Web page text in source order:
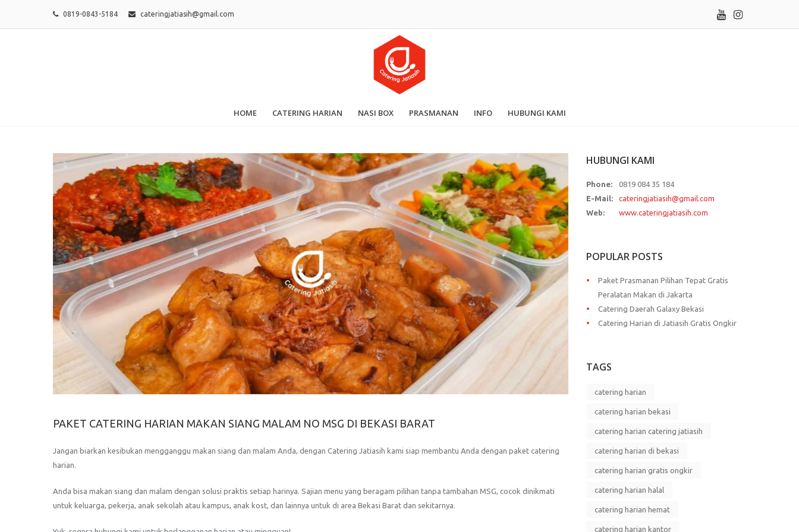
0819-0843-5184 cateringjatiasih@gmail.com
HOME CATERING HARIAN NASI BOX PRASMANAN INFO HUBUNGI KAMI
PAKET CATERING HARIAN MAKAN SIANG MALAM NO MSG DI BEKASI BARAT
Jangan biarkan kesibukan mengganggu makan siang dan malam Anda, dengan Catering Jatiasih kami siap membantu Anda dengan paket catering
harian.
Anda bisa makan siang dan malam dengan solusi praktis setiap harinya. Sajian menu yang beragam pilihan tanpa tambahan MSG, cocok dinikmati
untuk keluarga, pekerja, anak sekolah atau kampus, anak kost, dan lainnya untuk di area Bekasi Barat dan sekitarnya.
HUBUNGI KAMI
Phone:
0819 084 35 184
E-Mail:
cateringjatiasih@gmail.com
Web:
www.cateringjatiasih.com
POPULAR POSTS
Paket Prasmanan Pilihan Tepat Gratis
Peralatan Makan di Jakarta
Catering Daerah Galaxy Bekasi
Catering Harian di Jatiasih Gratis Ongkir
TAGS
catering harian
catering harian bekasi
catering harian catering jatiasih
catering harian di bekasi
catering harian gratis ongkir
catering harian halal
catering harian hemat
catering harian kantor